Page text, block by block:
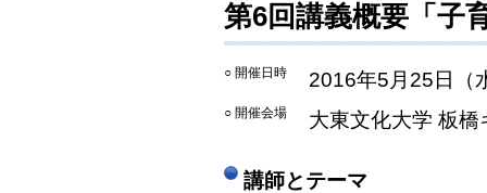
第6回講義概要「子
○ 開催日時 2016年5月25日（
○ 開催会場 大東文化大学 板
講師とテーマ